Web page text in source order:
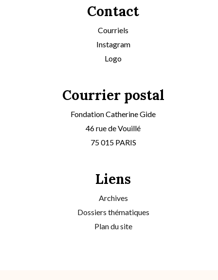
Contact
Courriels
Instagram
Logo
Courrier postal
Fondation Catherine Gide
46 rue de Vouillé
75 015 PARIS
Liens
Archives
Dossiers thématiques
Plan du site